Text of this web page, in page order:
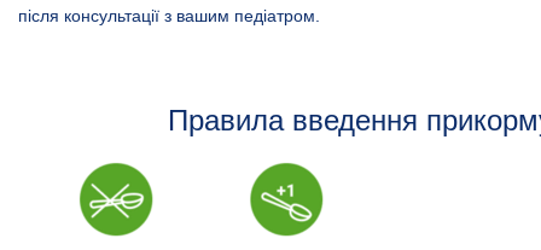
після консультації з вашим педіатром.
Правила введення